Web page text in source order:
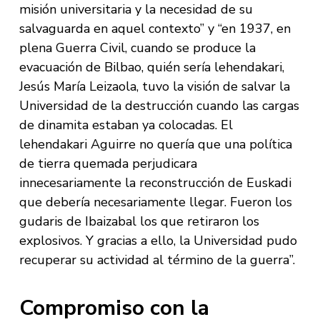
misión universitaria y la necesidad de su
salvaguarda en aquel contexto” y “en 1937, en
plena Guerra Civil, cuando se produce la
evacuación de Bilbao, quién sería lehendakari,
Jesús María Leizaola, tuvo la visión de salvar la
Universidad de la destrucción cuando las cargas
de dinamita estaban ya colocadas. El
lehendakari Aguirre no quería que una política
de tierra quemada perjudicara
innecesariamente la reconstrucción de Euskadi
que debería necesariamente llegar. Fueron los
gudaris de Ibaizabal los que retiraron los
explosivos. Y gracias a ello, la Universidad pudo
recuperar su actividad al término de la guerra”.
Compromiso con la